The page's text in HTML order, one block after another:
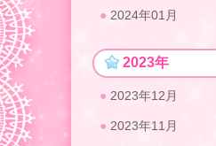
2024年01月
2023年
2023年12月
2023年11月